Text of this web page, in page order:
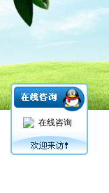
在线咨询